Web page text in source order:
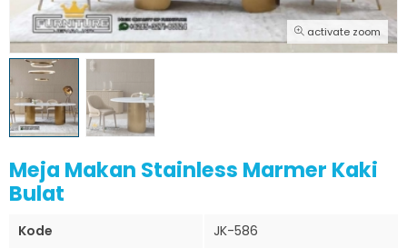
activate zoom
Meja Makan Stainless Marmer Kaki
Bulat
Kode
JK-586